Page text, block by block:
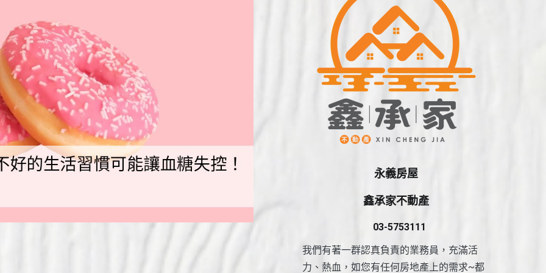
永義房屋
鑫承家不動產
03-5753111
我們有著一群認真負責的業務員，充滿活
力、熱血，如您有任何房地產上的需求~都